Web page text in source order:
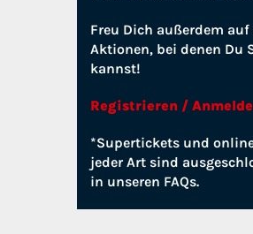
Freu Dich außerdem
Aktionen, bei denen Du
kannst!
Registrieren /
*Supertickets und
jeder Art sind
in unseren FAQs.